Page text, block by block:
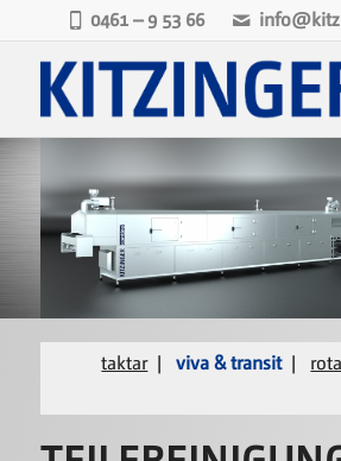
0461 – 9 53 66
taktar| viva & transit |